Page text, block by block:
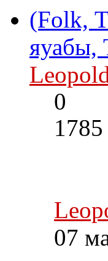
(Folk,
яуабы,
0
1785
07